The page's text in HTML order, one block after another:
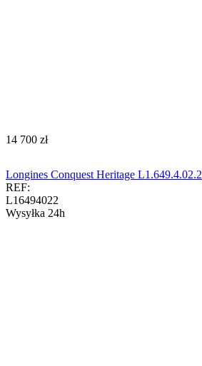
‍14 700‍ zł
Longines Conquest Heritage L1.649.4.02.2
REF:
L16494022
Wysyłka 24h